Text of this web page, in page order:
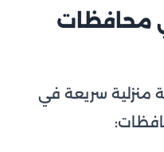
محافظات
منزلية سريعة في